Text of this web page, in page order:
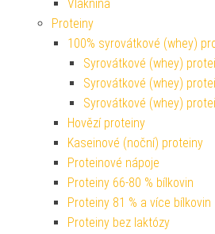
Vláknina
Proteiny
100% syrovátkové (whey)
Syrovátkové (whey)
Syrovátkové (whey)
Syrovátkové (whey)
Hovězí proteiny
Kaseinové (noční) proteiny
Proteinové nápoje
Proteiny 66-80 % bílkovin
Proteiny 81 % a více bílkovin
Proteiny bez laktózy